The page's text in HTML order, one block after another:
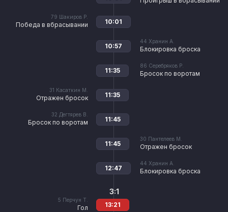
79 Шакиров Р.
Победа в вбрасывании 10:01
44 Хранин А.
Блокировка броска
10:57
86 Серебряков Р.
Бросок по воротам
11:35
31 Касаткин М.
Отражен бросок 11:35
32 Дегтярев В.
Бросок по воротам 11:45
30 Пантелеев М.
Отражен бросок
11:45
44 Хранин А.
Блокировка броска
12:47
5 Перчун Т.
Гол
3:1
13:21